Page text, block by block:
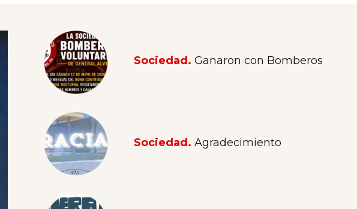
Sociedad. Ganaron con Bomberos
Sociedad. Agradecimiento